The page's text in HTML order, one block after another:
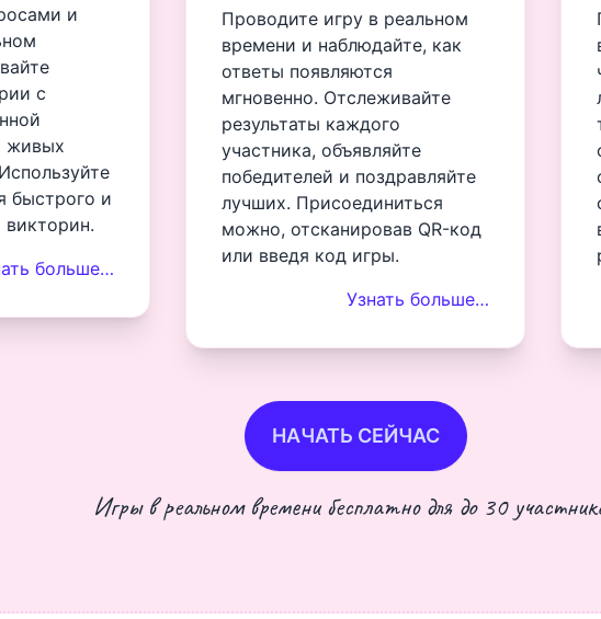
и
с
живых
быстрого и
викторин.
больше…
Проводите игру в реальном
времени и наблюдайте, как
ответы появляются
мгновенно. Отслеживайте
результаты каждого
участника, объявляйте
победителей и поздравляйте
лучших. Присоединиться
можно, отсканировав QR-код
или введя код игры.
Узнать больше…
НАЧАТЬ СЕЙЧАС
Игры в реальном времени бесплатно для до 30